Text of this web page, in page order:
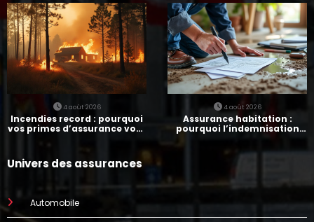
4 août 2026
Incendies record : pourquoi
vos primes d’assurance vont
4 août 2026
Assurance habitation :
pourquoi l’indemnisation
prend parfois 7 mois
Univers des assurances
Automobile